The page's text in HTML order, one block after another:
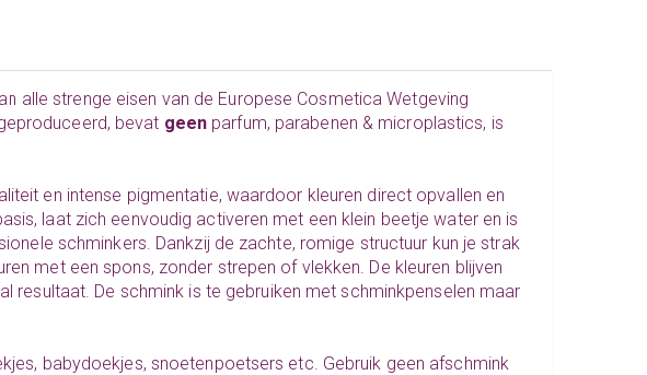
alle strenge eisen van de Europese Cosmetica Wetgeving
bevat geen parfum, parabenen & microplastics, is
en intense pigmentatie, waardoor kleuren direct opvallen en
laat zich eenvoudig activeren met een klein beetje water en is
schminkers. Dankzij de zachte, romige structuur kun je strak
met een spons, zonder strepen of vlekken. De kleuren blijven
resultaat. De schmink is te gebruiken metschminkpenselen maar
babydoekjes, snoetenpoetsers etc. Gebruik geen afschmink